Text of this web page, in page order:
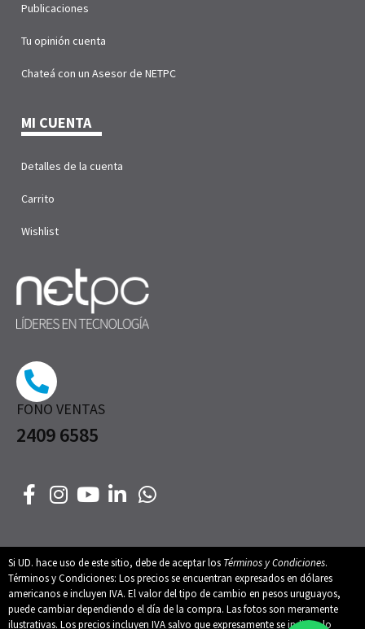
FONO VENTAS
2409 6585
Publicaciones
Tu opinión cuenta
Chateá con un Asesor de NETPC
MI CUENTA
Detalles de la cuenta
Carrito
Wishlist
Si UD. hace uso de este sitio, debe de aceptar los Términos y Condiciones.
Términos y Condiciones: Los precios se encuentran expresados en dólares
americanos e incluyen IVA. El valor del tipo de cambio en pesos uruguayos,
puede cambiar dependiendo el día de la compra. Las fotos son meramente
ilustrativas. Los precios incluyen IVA salvo que expresamente se indique lo